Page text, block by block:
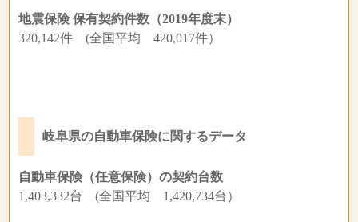
地震保険 保有契約件数（2019年度末）
320,142件 (全国平均 420,017件）
岐阜県の自動車保険に関するデータ
自動車保険（任意保険）の契約台数
1,403,332台 (全国平均 1,420,734台）